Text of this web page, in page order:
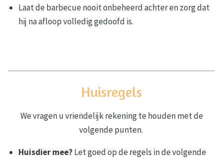
Laat de barbecue nooit onbeheerd achter en zorg dat
hij na afloop volledig gedoofd is.
Huisregels
We vragen u vriendelijk rekening te houden met de
volgende punten.
Huisdier mee? Let goed op de regels in de volgende